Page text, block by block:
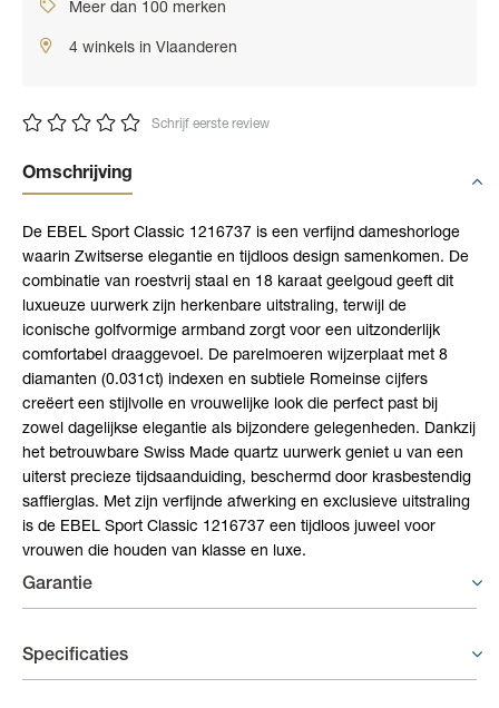
Meer dan 100 merken
4 winkels in Vlaanderen
Schrijf eerste review
Omschrijving
De EBEL Sport Classic 1216737 is een verfijnd dameshorloge
waarin Zwitserse elegantie en tijdloos design samenkomen. De
combinatie van roestvrij staal en 18 karaat geelgoud geeft dit
luxueuze uurwerk zijn herkenbare uitstraling, terwijl de
iconische golfvormige armband zorgt voor een uitzonderlijk
comfortabel draaggevoel. De parelmoeren wijzerplaat met 8
diamanten (0.031ct) indexen en subtiele Romeinse cijfers
creëert een stijlvolle en vrouwelijke look die perfect past bij
zowel dagelijkse elegantie als bijzondere gelegenheden. Dankzij
het betrouwbare Swiss Made quartz uurwerk geniet u van een
uiterst precieze tijdsaanduiding, beschermd door krasbestendig
saffierglas. Met zijn verfijnde afwerking en exclusieve uitstraling
is de EBEL Sport Classic 1216737 een tijdloos juweel voor
vrouwen die houden van klasse en luxe.
Garantie
Specificaties